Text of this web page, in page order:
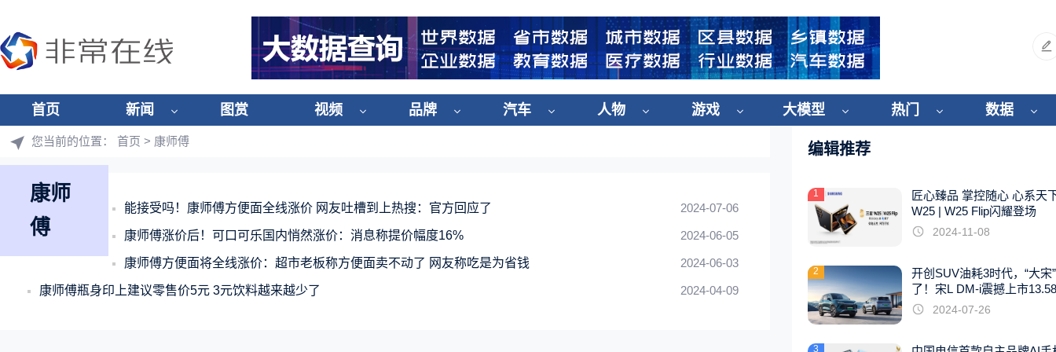
首页 新闻 图赏 视频 品牌 汽车 人物 游戏 大模型 热门 数据
您当前的位置： 首页 > 康师傅
康师
傅
2024-07-06
能接受吗！康师傅方便面全线涨价 网友吐槽到上热搜：官方回应了
2024-06-05
康师傅涨价后！可口可乐国内悄然涨价：消息称提价幅度16%
2024-06-03
康师傅方便面将全线涨价：超市老板称方便面卖不动了 网友称吃是为省钱
2024-04-09
康师傅瓶身印上建议零售价5元 3元饮料越来越少了
编辑推荐
1
匠心臻品 掌控随心 心系天
W25 | W25 Flip闪耀登场
2024-11-08
2
开创SUV油耗3时代，“大宋
了！宋L DM-i震撼上市
起
2024-07-26
3